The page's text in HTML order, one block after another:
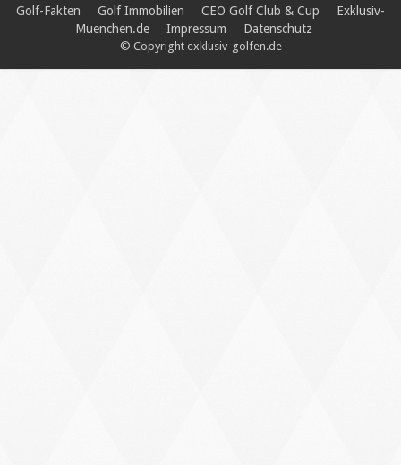
Golf-Fakten Golf Immobilien CEO Golf Club & Cup
Exklusiv-
Muenchen.de
Impressum Datenschutz
© Copyright exklusiv-golfen.de